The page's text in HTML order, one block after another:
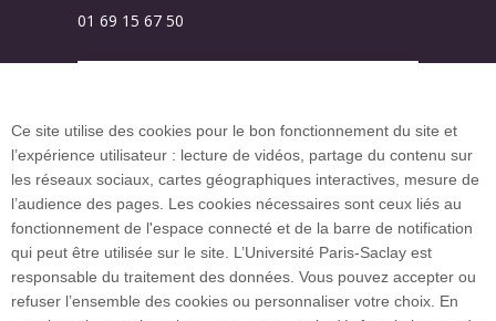
01 69 15 67 50
Plan du site
Investissement d’avenir (CGI)
Accueil des publics internationaux
Ce site utilise des cookies pour le bon fonctionnement du site et
l’expérience utilisateur : lecture de vidéos, partage du contenu sur
les réseaux sociaux, cartes géographiques interactives, mesure de
l’audience des pages. Les cookies nécessaires sont ceux liés au
fonctionnement de l'espace connecté et de la barre de notification
qui peut être utilisée sur le site. L’Université Paris-Saclay est
responsable du traitement des données. Vous pouvez accepter ou
refuser l’ensemble des cookies ou personnaliser votre choix. En